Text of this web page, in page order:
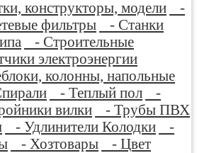
конструкторы, модели
-
фильтры
- Станки
- Строительные
электроэнергии
колонны, напольные
- Теплый пол
-
вилки
- Трубы ПВХ
- Удлинители Колодки
-
- Хозтовары
- Цвет